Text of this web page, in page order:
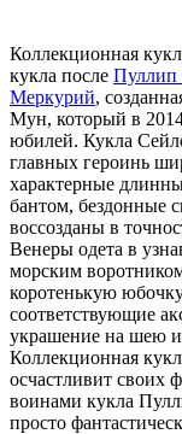
Коллекционная
кукла после Пуллип
Меркурий,
Мун, который в
юбилей. Кукла
главных героинь
характерные
бантом, бездонные
воссозданы в
Венеры одета в
морским
коротенькую
соответствующие
украшение на шею и
Коллекционная
осчастливит своих
воинами кукла
просто